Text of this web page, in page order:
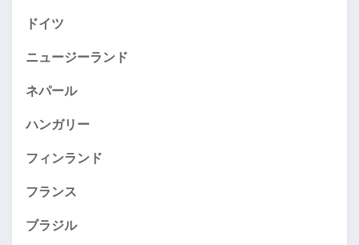
ドイツ
ニュージーランド
ネパール
ハンガリー
フィンランド
フランス
ブラジル